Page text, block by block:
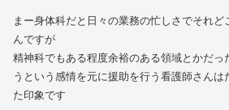
まー身体科だと日々の業務の忙しさでそれ
んですが
精神科でもある程度余裕のある領域とかだ
うという感情を元に援助を行う看護師さん
た印象です